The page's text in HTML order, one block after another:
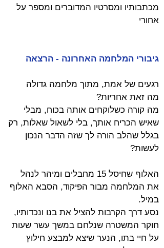
מכתבותיו ומסרטיו המדוברים ומספר על
אחורי
גיבורי המלחמה האחרונה - הרצאה
רגעים של אמת, מתוך מלחמה גדולה
מה זאת אחריות?
מה קורה כשלוקחים אותה בכוח, מבלי
שאיש הכריח אותך, בלי לשאול שאלות, רק
בגלל שהלב הורה לך שזה הדבר הנכון
לעשות?
האלוף שחיסל 15 מחבלים ומיהר לנהל
את המלחמה מבור הפיקוד, הסבא האלוף
במיל.
נסע דרך הקרבות להציל את בנו ונכדותיו,
חוקר המשטרה שנלחם במשך עשר שעות
על חיי בתו, הנער שיצא למבצע חילוץ